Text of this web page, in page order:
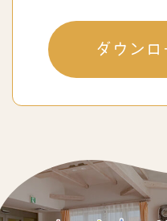
ダウンロ